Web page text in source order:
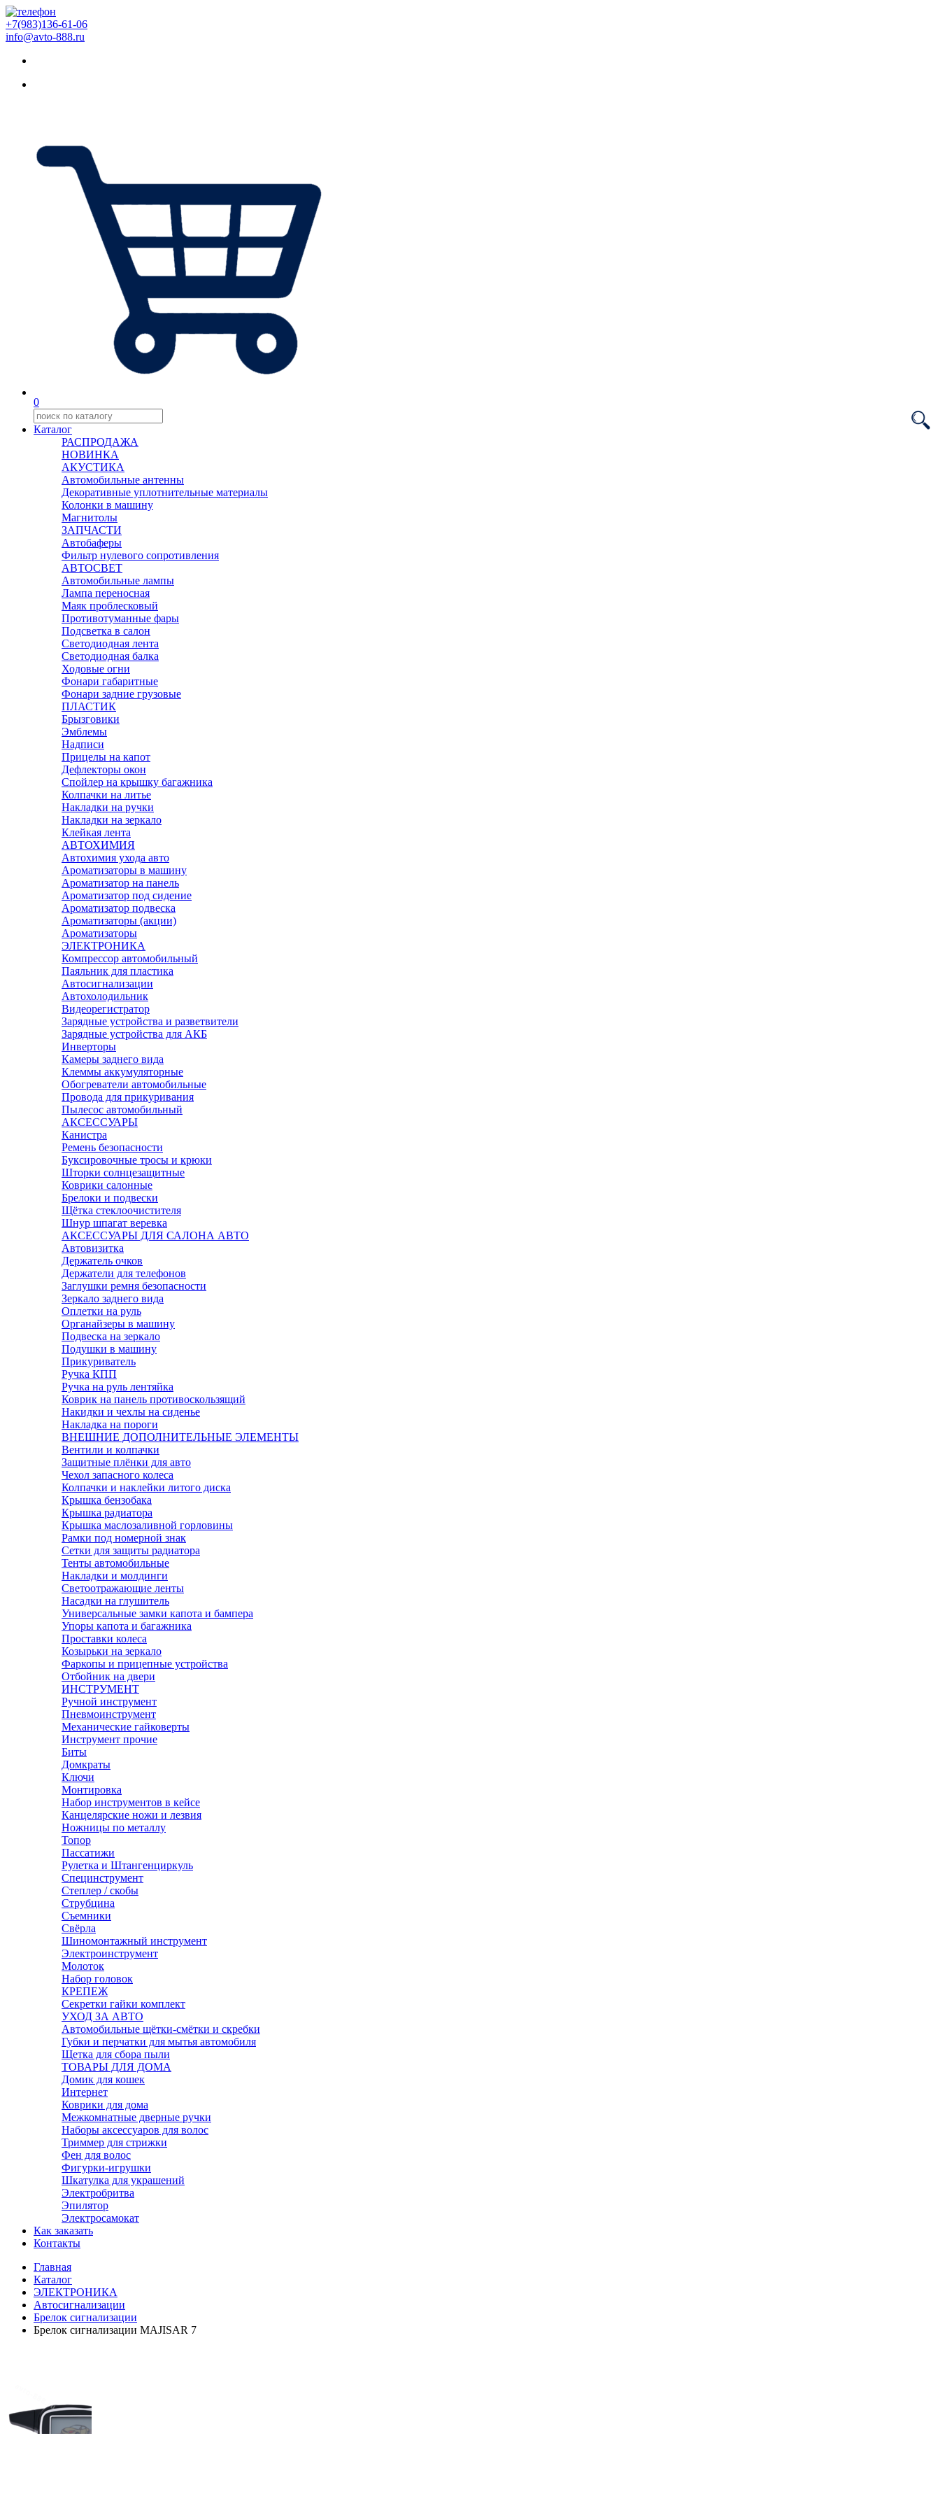
+7(983)136-61-06
info@avto-888.ru
0
Каталог
РАСПРОДАЖА
НОВИНКА
АКУСТИКА
Автомобильные антенны
Декоративные уплотнительные материалы
Колонки в машину
Магнитолы
ЗАПЧАСТИ
Автобаферы
Фильтр нулевого сопротивления
АВТОСВЕТ
Автомобильные лампы
Лампа переносная
Маяк проблесковый
Противотуманные фары
Подсветка в салон
Светодиодная лента
Светодиодная балка
Ходовые огни
Фонари габаритные
Фонари задние грузовые
ПЛАСТИК
Брызговики
Эмблемы
Надписи
Прицелы на капот
Дефлекторы окон
Спойлер на крышку багажника
Колпачки на литье
Накладки на ручки
Накладки на зеркало
Клейкая лента
АВТОХИМИЯ
Автохимия ухода авто
Ароматизаторы в машину
Ароматизатор на панель
Ароматизатор под сидение
Ароматизатор подвеска
Ароматизаторы (акции)
Ароматизаторы
ЭЛЕКТРОНИКА
Компрессор автомобильный
Паяльник для пластика
Автосигнализации
Автохолодильник
Видеорегистратор
Зарядные устройства и разветвители
Зарядные устройства для АКБ
Инверторы
Камеры заднего вида
Клеммы аккумуляторные
Обогреватели автомобильные
Провода для прикуривания
Пылесос автомобильный
АКСЕССУАРЫ
Канистра
Ремень безопасности
Буксировочные тросы и крюки
Шторки солнцезащитные
Коврики салонные
Брелоки и подвески
Щётка стеклоочистителя
Шнур шпагат веревка
АКСЕССУАРЫ ДЛЯ САЛОНА АВТО
Автовизитка
Держатель очков
Держатели для телефонов
Заглушки ремня безопасности
Зеркало заднего вида
Оплетки на руль
Органайзеры в машину
Подвеска на зеркало
Подушки в машину
Прикуриватель
Ручка КПП
Ручка на руль лентяйка
Коврик на панель противоскользящий
Накидки и чехлы на сиденье
Накладка на пороги
ВНЕШНИЕ ДОПОЛНИТЕЛЬНЫЕ ЭЛЕМЕНТЫ
Вентили и колпачки
Защитные плёнки для авто
Чехол запасного колеса
Колпачки и наклейки литого диска
Крышка бензобака
Крышка радиатора
Крышка маслозаливной горловины
Рамки под номерной знак
Сетки для защиты радиатора
Тенты автомобильные
Накладки и молдинги
Светоотражающие ленты
Насадки на глушитель
Универсальные замки капота и бампера
Упоры капота и багажника
Проставки колеса
Козырьки на зеркало
Фаркопы и прицепные устройства
Отбойник на двери
ИНСТРУМЕНТ
Ручной инструмент
Пневмоинструмент
Механические гайковерты
Инструмент прочиe
Биты
Домкраты
Ключи
Монтировка
Набор инструментов в кейсе
Канцелярские ножи и лезвия
Ножницы по металлу
Топор
Пассатижи
Рулетка и Штангенциркуль
Специнструмент
Степлер / скобы
Струбцина
Съемники
Свёрла
Шиномонтажный инструмент
Электроинструмент
Молоток
Набор головок
КРЕПЕЖ
Секретки гайки комплект
УХОД ЗА АВТО
Автомобильные щётки-смётки и скребки
Губки и перчатки для мытья автомобиля
Щетка для сбора пыли
ТОВАРЫ ДЛЯ ДОМА
Домик для кошек
Интернет
Коврики для дома
Межкомнатные дверные ручки
Наборы аксессуаров для волос
Триммер для стрижки
Фен для волос
Фигурки-игрушки
Шкатулка для украшений
Электробритва
Эпилятор
Электросамокат
Как заказать
Контакты
Главная
Каталог
ЭЛЕКТРОНИКА
Автосигнализации
Брелок сигнализации
Брелок сигнализации MAJISAR 7